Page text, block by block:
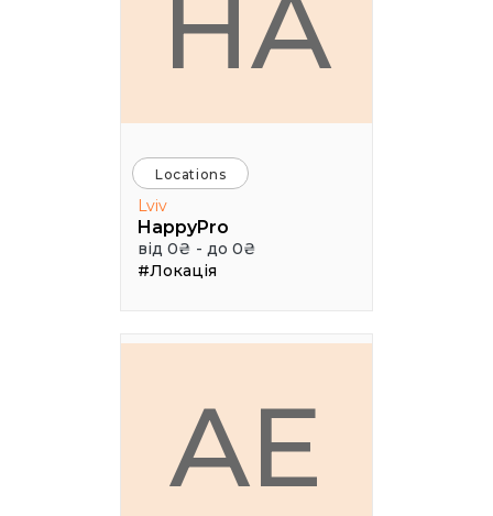
HA
Locations
Lviv
HappyPro
від 0₴ - до 0₴
#Локація
AE